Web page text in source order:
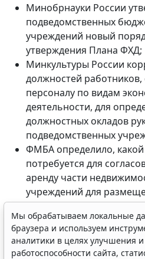
Минобрнауки России
подведомственных
учреждений новый
утверждения Плана ФХД;
Минкультуры России
должностей
персоналу по видам
деятельности, для
должностных окладов
подведомственных
ФМБА определило, какой
потребуется для
аренду части
учреждений для
торговых автоматов и
в ФССП вступил в силу
проведения
закупок.
Мы обрабатываем локальные
браузера и используем
аналитики в целях улучшения
работоспособности сайта,